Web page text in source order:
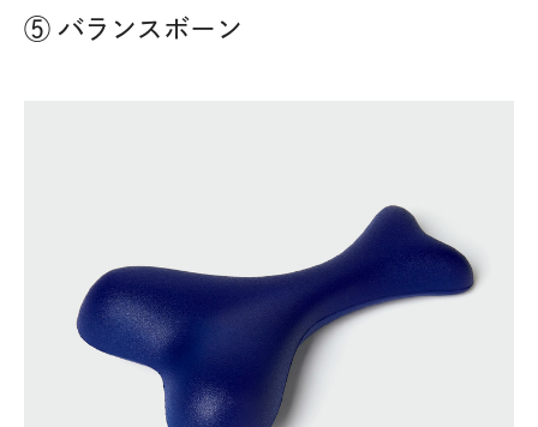
⑤ バランスボーン